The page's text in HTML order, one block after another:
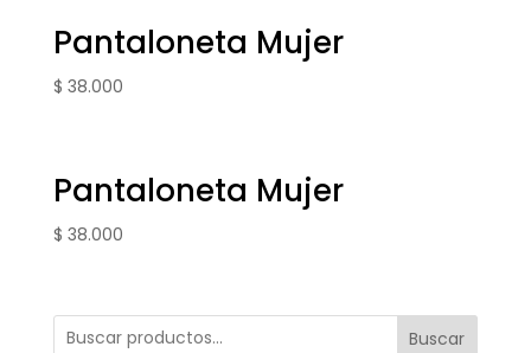
Pantaloneta Mujer
$ 38.000
Pantaloneta Mujer
$ 38.000
Buscar